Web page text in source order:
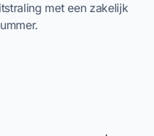
met een zakelijk